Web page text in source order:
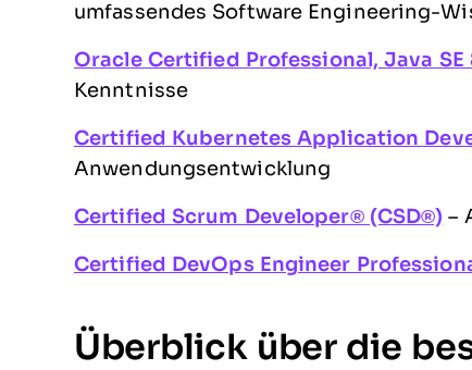
umfassendes Software Engineering-
Oracle Certified Professional, Java SE
Kenntnisse
Certified Kubernetes Application
Anwendungsentwicklung
Certified Scrum Developer® (CSD®) –
Certified DevOps Engineer
Überblick über die